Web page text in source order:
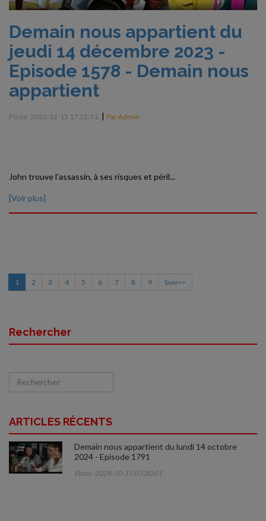
Demain nous appartient du
jeudi 14 décembre 2023 -
Episode 1578 - Demain nous
appartient
Posté: 2023-12-15 17:22:31. | Par Admin
John trouve l’assassin, à ses risques et péril...
[Voir plus]
1 2 3 4 5 6 7 8 9 Suiv>>
Rechercher
ARTICLES RÉCENTS
Demain nous appartient du lundi 14 octobre
2024 - Episode 1791
Posté :2024-10-15 03:30:01